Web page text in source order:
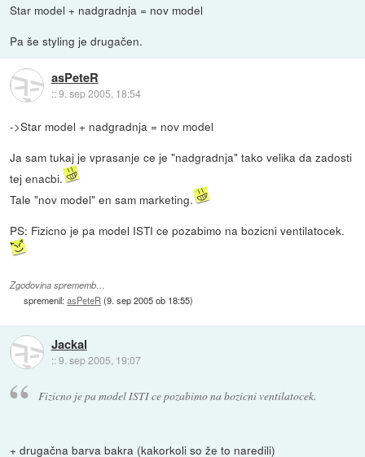
Star model + nadgradnja = nov model
Pa še styling je drugačen.
asPeteR
::9. sep 2005, 18:54
->Star model + nadgradnja = nov model
Ja sam tukaj je vprasanje ce je "nadgradnja" tako velika da zadosti
tej enacbi.
Tale "nov model" en sam marketing.
PS: Fizicno je pa model ISTI ce pozabimo na bozicni ventilatocek.
Zgodovina sprememb…
spremenil:asPeteR (9. sep 2005 ob 18:55)
Jackal
::9. sep 2005, 19:07
Fizicno je pa model ISTI ce pozabimo na bozicni ventilatocek.
+ drugačna barva bakra (kakorkoli so že to naredili)